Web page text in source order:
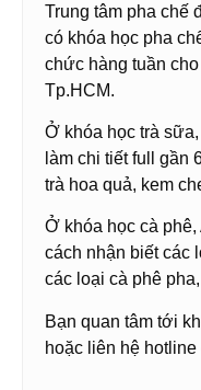
Trung tâm pha chế
có khóa học pha
chức hàng tuần
Tp.HCM.
Ở khóa học trà
làm chi tiết full gần
trà hoa quả, kem
Ở khóa học cà
cách nhận biết các
các loại cà phê
Bạn quan tâm tới
hoặc liên hệ